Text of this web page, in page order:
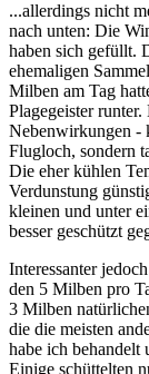
...allerdings nicht
nach unten: Die
haben sich gefüllt.
ehemaligen
Milben am Tag
Plagegeister
Nebenwirkungen -
Flugloch, sondern
Die eher kühlen
Verdunstung
kleinen und unter
besser geschützt
Interessanter
den 5 Milben pro
3 Milben
die die meisten
habe ich behandelt
Einige schüttelten